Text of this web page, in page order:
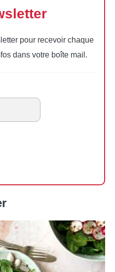
pour recevoir chaque
dans votre boîte mail.